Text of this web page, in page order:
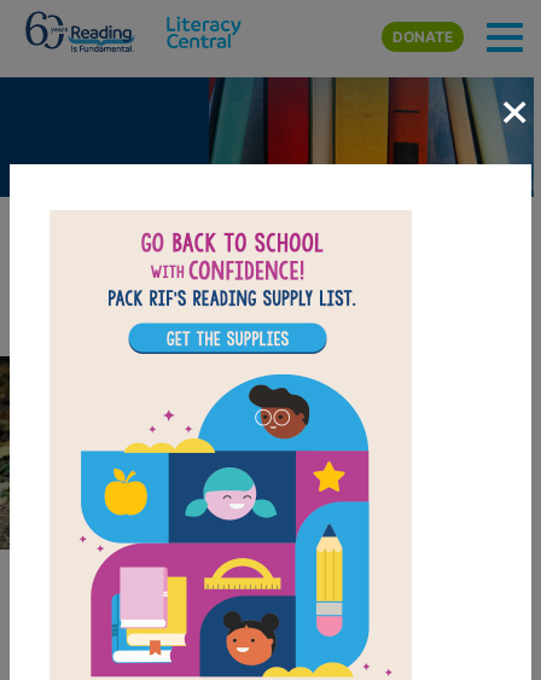
Skip to main content
DONATE
Pet Blog
BEELINE SETTINGS
×